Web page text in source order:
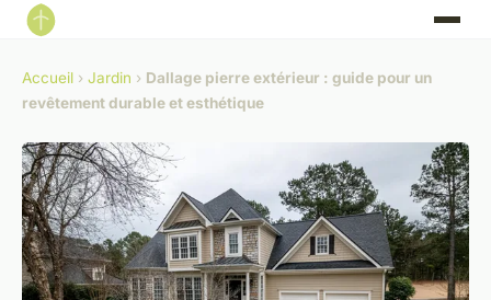
Accueil › Jardin › Dallage pierre extérieur : guide pour un
revêtement durable et esthétique